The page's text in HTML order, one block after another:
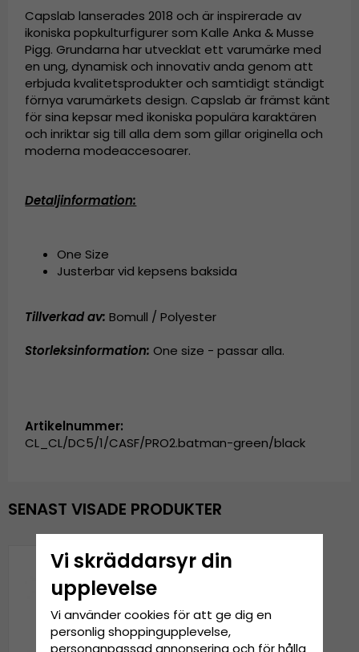
Capslab lanserades 2018 och är inspirerade av
ikoniska popkulturfigurer som Kalle Anka & Musse
Pigg. Grundarna har utvecklat ett varumärke med
en ung, dynamisk och innovativ anda genom att
erbjuda kvalitetsprodukter och samtidigt ständigt
förnya varumärkets design. Capslab är främst känt
för sina kepsar med ikoniska populära karaktären
och inriktar sig till alla dem som gillar originella och
moderna modeaccesoarer.
Detaljinformation:
One Size
Justerbar vid kepsens baksida
Tillverkad av: Bomull / Polyester
Storleksinformation: One size - passar alla.
Artikelnummer:
CL_CL/DC5/1/CASF/PRO2.batman-green/black
SENAST VISADE PRODUKTER
Vi skräddarsyr din
upplevelse
Vi använder cookies för att ge dig en
personlig shoppingupplevelse,